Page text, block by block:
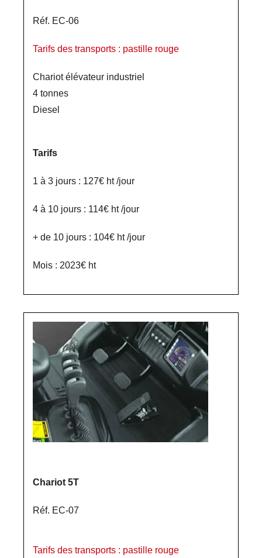
Réf. EC-06
Tarifs des transports : pastille rouge
Chariot élévateur industriel
4 tonnes
Diesel
Tarifs
1 à 3 jours : 127€ ht /jour
4 à 10 jours : 114€ ht /jour
+ de 10 jours : 104€ ht /jour
Mois : 2023€ ht
Chariot 5T
Réf. EC-07
Tarifs des transports : pastille rouge